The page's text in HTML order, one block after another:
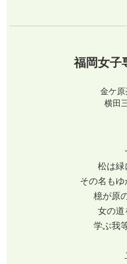
福岡女子
金ケ
横田
松は
その名も
檍が原
女の
学ぶ我